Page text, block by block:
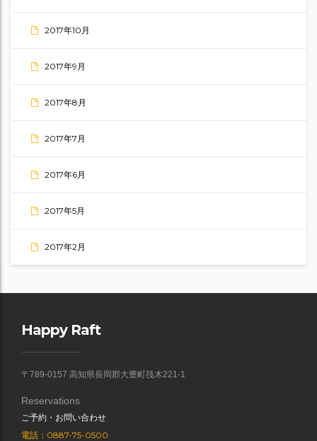
2017年10月
2017年9月
2017年8月
2017年7月
2017年6月
2017年5月
2017年2月
Happy Raft
〒789-0157 高知県長岡郡大豊町筏木221-1
Reservations
ご予約・お問い合わせ
電話：0887-75-0500